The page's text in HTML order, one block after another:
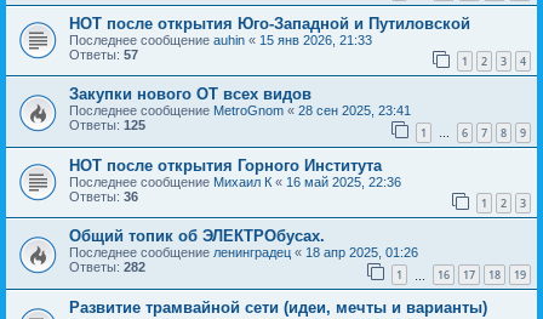
НОТ после открытия Юго-Западной и Путиловской
Последнее сообщение auhin « 15 янв 2026, 21:33
Ответы: 57 1 2 3 4
Закупки нового ОТ всех видов
Последнее сообщение MetroGnom « 28 сен 2025, 23:41
Ответы: 125 1 … 6 7 8 9
НОТ после открытия Горного Института
Последнее сообщение Михаил К « 16 май 2025, 22:36
Ответы: 36 1 2 3
Общий топик об ЭЛЕКТРОбусах.
Последнее сообщение ленинградец « 18 апр 2025, 01:26
Ответы: 282 1 16 17 18 19
Развитие трамвайной сети (идеи, мечты и варианты)